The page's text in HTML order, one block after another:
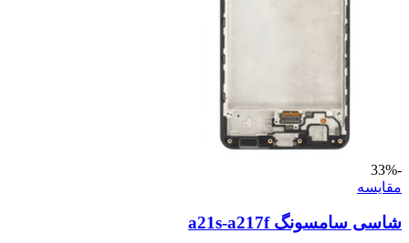
-33%
مقايسه
شاسی سامسونگ a21s-a217f